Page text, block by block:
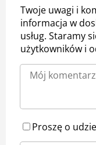
Twoje uwagi i
informacja w
usług. Staramy
użytkowników i
Proszę o